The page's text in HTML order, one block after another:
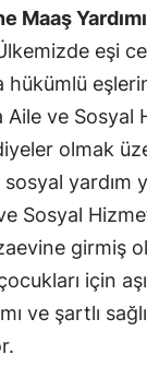
Yardımı
eşi
hükümlü
Aile ve Sosyal
olmak
yardım
Sosyal
girmiş
için aşı
ve şartlı